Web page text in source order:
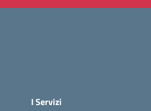
I Servizi